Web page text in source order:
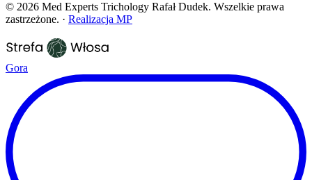
© 2026 Med Experts Trichology Rafał Dudek. Wszelkie prawa
zastrzeżone. · Realizacja MP
Gora